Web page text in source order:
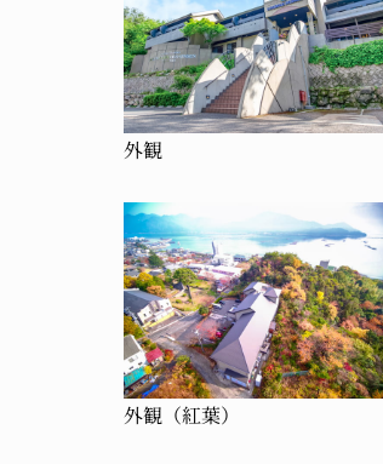
外観
外観（紅葉）